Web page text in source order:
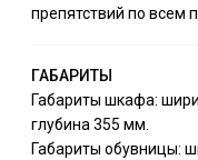
препятствий по всем
ГАБАРИТЫ
Габариты шкафа:
глубина 355 мм.
Габариты обувницы: